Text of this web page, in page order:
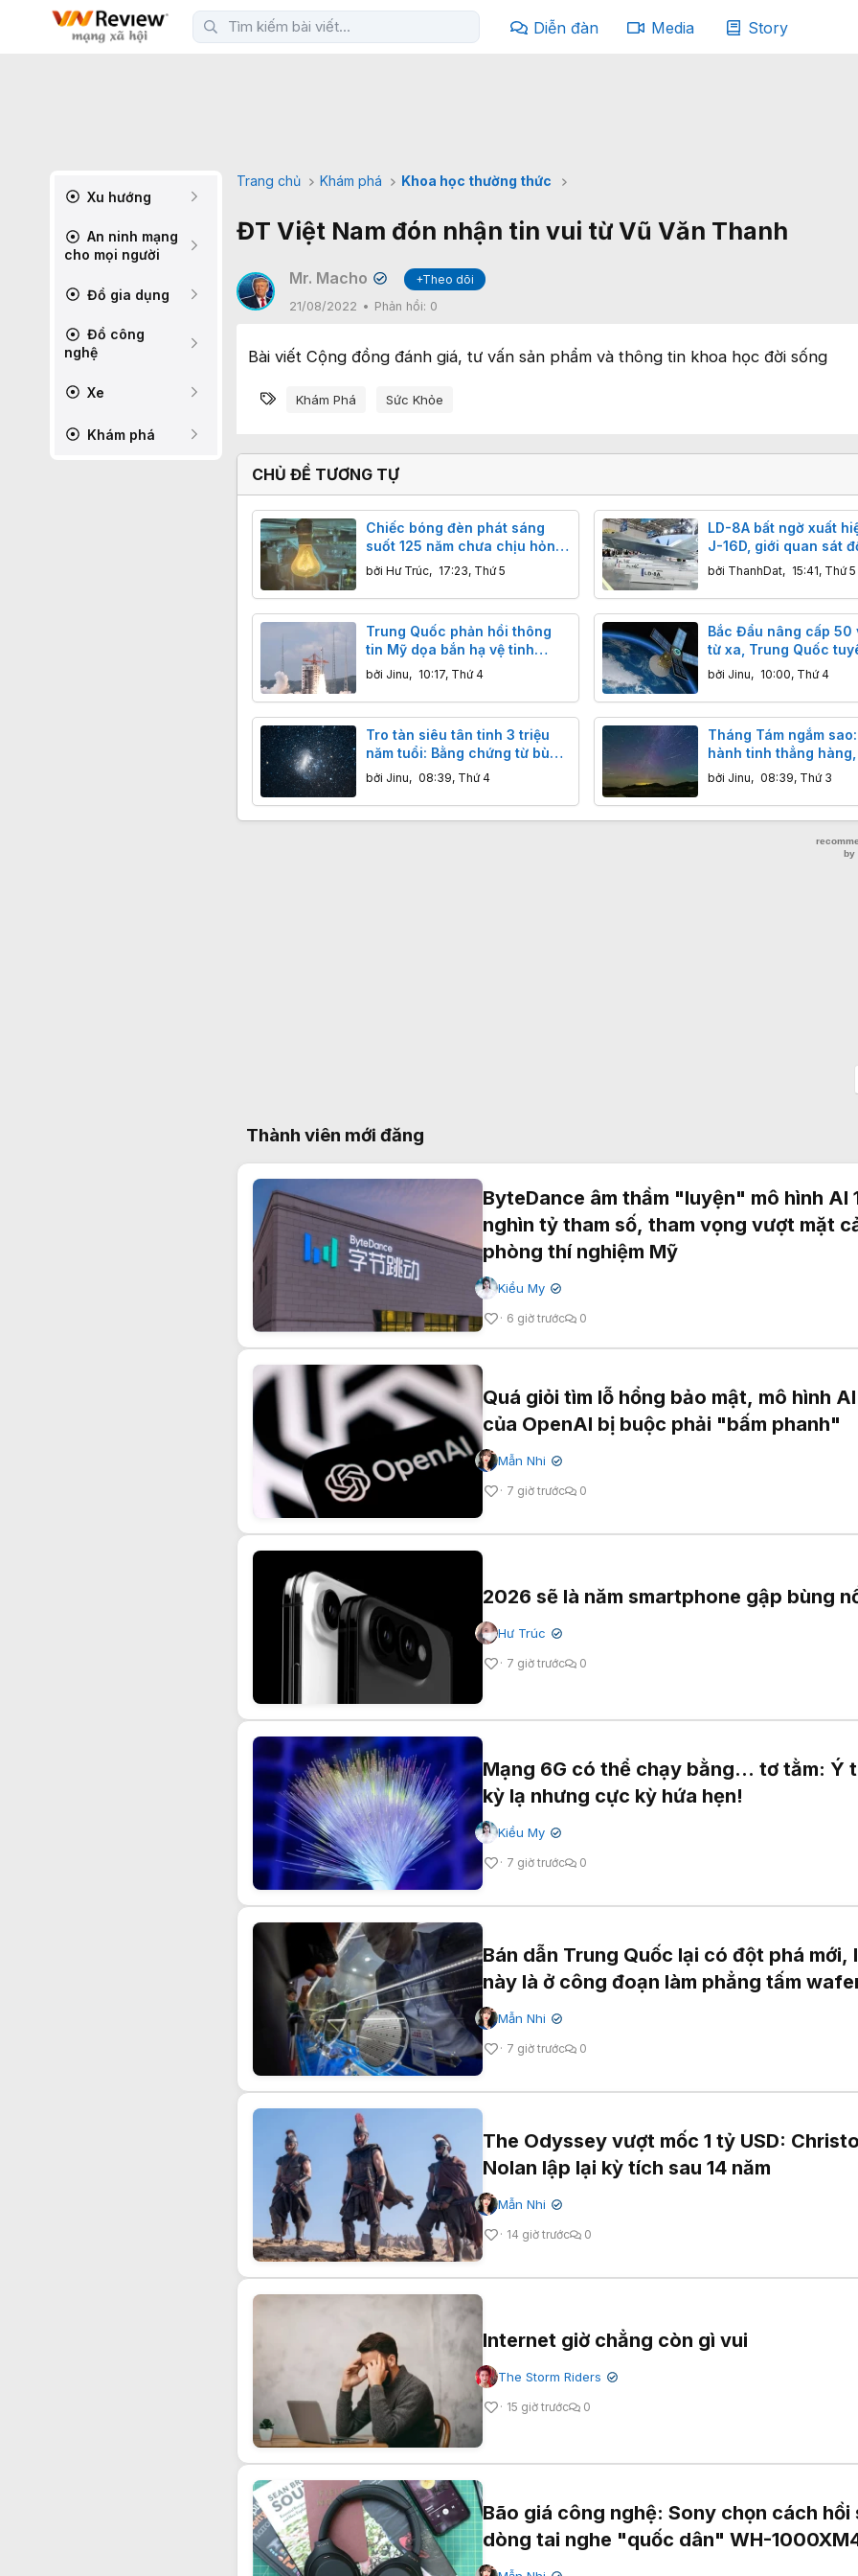
Diễn đàn Media Story
Xu hướng
An ninh mạng
cho mọi người
Đồ gia dụng
Đồ công
nghệ
Xe
Khám phá
Trang chủ Khám phá Khoa học thường thức
ĐT Việt Nam đón nhận tin vui từ Vũ Văn Thanh
Mr. Macho ✔
+Theo dõi
21/08/2022
Phản hồi: 0
Bài viết Cộng đồng đánh giá, tư vấn sản phẩm và thông tin khoa học đời sống
Từ khóa
Khám Phá Sức Khỏe
CHỦ ĐỀ TƯƠNG TỰ
Chiếc bóng đèn phát sáng
suốt 125 năm chưa chịu hỏng:
Độ bền khiến công nghệ hiện
đại cũng phải ngả nón
bởi Hư Trúc, 17:23, Thứ 5
LD-8A bất ngờ xuất
J-16D, giới quan sát
thay đổi nhận định về
chống radar mới của
Quốc
bởi ThanhDat, 15:41, Thứ 5
Trung Quốc phản hồi thông
tin Mỹ dọa bắn hạ vệ tinh
Trung Quốc
bởi Jinu, 10:17, Thứ 4
Bắc Đẩu nâng cấp 50
từ xa, Trung Quốc
Công nghệ đột phá,
xác centimet vượt trội
bởi Jinu, 10:00, Thứ 4
Tro tàn siêu tân tinh 3 triệu
năm tuổi: Bằng chứng từ bùn
đáy biển sâu
bởi Jinu, 08:39, Thứ 4
Tháng Tám ngắm
hành tinh thẳng
thực, nguyệt thực và
khổng lồ đáng sợ
bởi Jinu, 08:39, Thứ 3
Thành viên mới đăng
ByteDance âm thầm "luyện" mô hình AI
nghìn tỷ tham số, tham vọng vượt mặt
phòng thí nghiệm Mỹ
Kiều My ✔
6 giờ trước 0
Quá giỏi tìm lỗ hổng bảo mật, mô hình
của OpenAI bị buộc phải "bấm phanh"
Mẫn Nhi ✔
7 giờ trước 0
2026 sẽ là năm smartphone gập bùng
Hư Trúc ✔
7 giờ trước 0
Mạng 6G có thể chạy bằng... tơ tằm: Ý
kỳ lạ nhưng cực kỳ hứa hẹn!
Kiều My ✔
7 giờ trước 0
Bán dẫn Trung Quốc lại có đột phá mới,
này là ở công đoạn làm phẳng tấm
Mẫn Nhi ✔
7 giờ trước 0
The Odyssey vượt mốc 1 tỷ USD:
Nolan lập lại kỳ tích sau 14 năm
Mẫn Nhi ✔
14 giờ trước 0
Internet giờ chẳng còn gì vui
The Storm Riders ✔
15 giờ trước 0
Bão giá công nghệ: Sony chọn cách hồi
dòng tai nghe "quốc dân" WH-